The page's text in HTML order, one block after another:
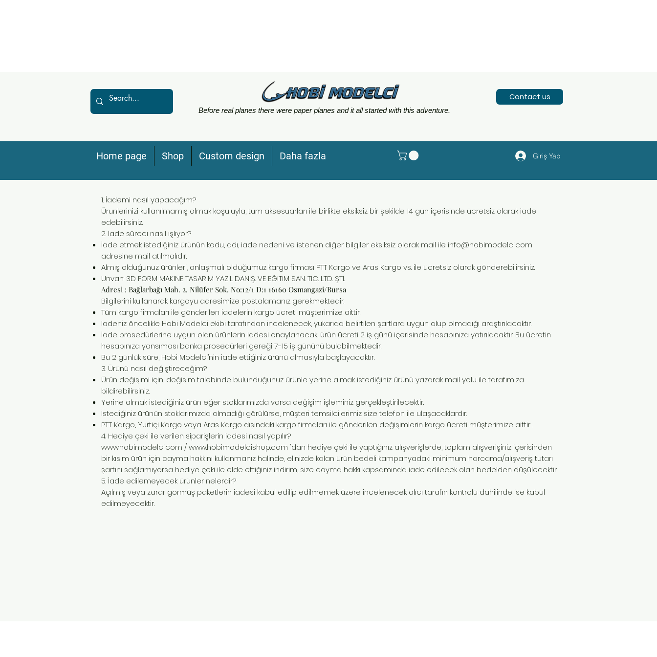
Before real planes there were paper planes and it all started with this adventure.
Contact us
Home page Shop Custom design Daha fazla Giriş Yap
1. İademi nasıl yapacağım?
Ürünlerinizi kullanılmamış olmak koşuluyla, tüm aksesuarları ile birlikte eksiksiz bir şekilde 14 gün içerisinde ücretsiz olarak iade
edebilirsiniz.
2. İade süreci nasıl işliyor?
İade etmek istediğiniz ürünün kodu, adı, iade nedeni ve istenen diğer bilgiler eksiksiz olarak mail ile info@hobimodelci.com
adresine mail atılmalıdır.
Almış olduğunuz ürünleri, anlaşmalı olduğumuz kargo firması PTT Kargo ve Aras Kargo vs. ile ücretsiz olarak gönderebilirsiniz.
Unvan: 3D FORM MAKİNE TASARIM YAZIL DANIŞ. VE EĞİTİM SAN. TİC. LTD. ŞTİ.
Adresi : Bağlarbağı Mah. 2. Nilüfer Sok. No:12/1 D:1 16160 Osmangazi/Bursa
Bilgilerini kullanarak kargoyu adresimize postalamanız gerekmektedir.
Tüm kargo firmaları ile gönderilen iadelerin kargo ücreti müşterimize aittir.
İadeniz öncelikle Hobi Modelci ekibi tarafından incelenecek, yukarıda belirtilen şartlara uygun olup olmadığı araştırılacaktır.
İade prosedürlerine uygun olan ürünlerin iadesi onaylanacak, ürün ücreti 2 iş günü içerisinde hesabınıza yatırılacaktır. Bu ücretin
hesabınıza yansıması banka prosedürleri gereği 7-15 iş gününü bulabilmektedir.
Bu 2 günlük süre, Hobi Modelci’nin iade ettiğiniz ürünü almasıyla başlayacaktır.
3. Ürünü nasıl değiştireceğim?
Ürün değişimi için, değişim talebinde bulunduğunuz ürünle yerine almak istediğiniz ürünü yazarak mail yolu ile tarafımıza
bildirebilirsiniz.
Yerine almak istediğiniz ürün eğer stoklarımızda varsa değişim işleminiz gerçekleştirilecektir.
İstediğiniz ürünün stoklarımızda olmadığı görülürse, müşteri temsilcilerimiz size telefon ile ulaşacaklardır.
PTT Kargo, Yurtiçi Kargo veya Aras Kargo dışındaki kargo firmaları ile gönderilen değişimlerin kargo ücreti müşterimize aittir .
4. Hediye çeki ile verilen siparişlerin iadesi nasıl yapılır?
www.hobimodelci.com /www.hobimodelcishop.com 'dan hediye çeki ile yaptığınız alışverişlerde, toplam alışverişiniz içerisinden
bir kısım ürün için cayma hakkını kullanmanız halinde, elinizde kalan ürün bedeli kampanyadaki minimum harcama/alışveriş tutarı
şartını sağlamıyorsa hediye çeki ile elde ettiğiniz indirim, size cayma hakkı kapsamında iade edilecek olan bedelden düşülecektir.
5. İade edilemeyecek ürünler nelerdir?
Açılmış veya zarar görmüş paketlerin iadesi kabul edilip edilmemek üzere incelenecek alıcı tarafın kontrolü dahilinde ise kabul
edilmeyecektir.